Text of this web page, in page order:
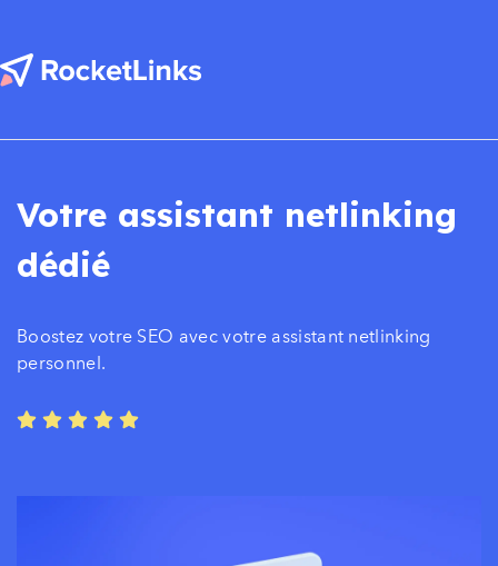
Votre assistant netlinking
dédié
Boostez votre SEO avec votre assistant netlinking
personnel.